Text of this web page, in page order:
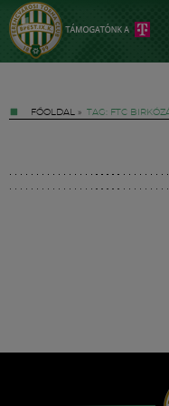
FŐOLDAL » TAG: FTC
Hírek